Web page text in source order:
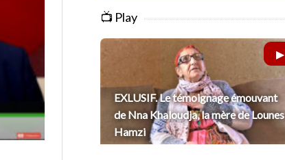
📺 Play
EXLUSIF. Le témoignage émouvant
de Nna Khaloudja, la mère de Lounes
Hamzi